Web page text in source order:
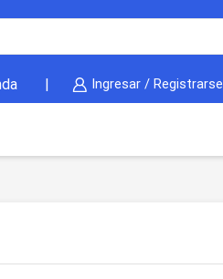
Ingresar / Registrarse